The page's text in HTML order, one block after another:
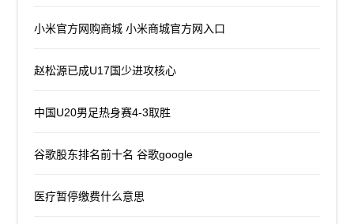
小米官方网购商城 小米商城官方网入口
赵松源已成U17国少进攻核心
中国U20男足热身赛4-3取胜
谷歌股东排名前十名 谷歌google
医疗暂停缴费什么意思